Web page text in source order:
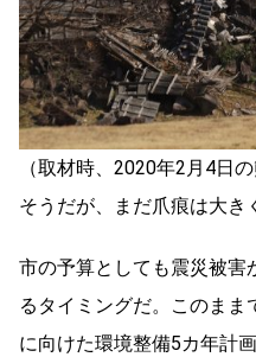
（取材時、2020年2月4日
そうだが、まだ爪痕は大き
市の予算としても震災被害
るタイミングだ。このま
に向けた環境整備5カ年計